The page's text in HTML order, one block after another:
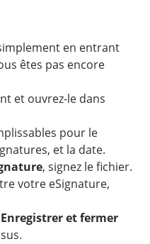
en entrant
êtes pas encore
et ouvrez-le dans
pour le
et la date.
, signez le fichier.
votre eSignature,
Enregistrer et fermer